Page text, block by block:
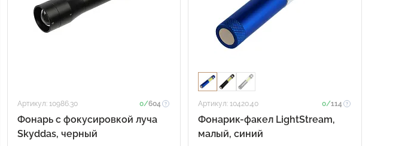
Артикул: 10986.30 0/604
Фонарь с фокусировкой луча
Skyddas, черный
Артикул: 10420.40 0/114
Фонарик-факел LightStream,
малый, синий